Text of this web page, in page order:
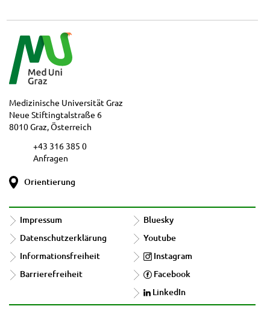
Medizinische Universität Graz
Neue Stiftingtalstraße 6
8010 Graz, Österreich
+43 316 385 0
Anfragen
Orientierung
Impressum
Datenschutzerklärung
Informationsfreiheit
Barrierefreiheit
Bluesky
Youtube
Instagram
Facebook
LinkedIn